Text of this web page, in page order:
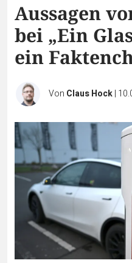
Aussagen
bei „Ein
ein
Von Claus Hock|